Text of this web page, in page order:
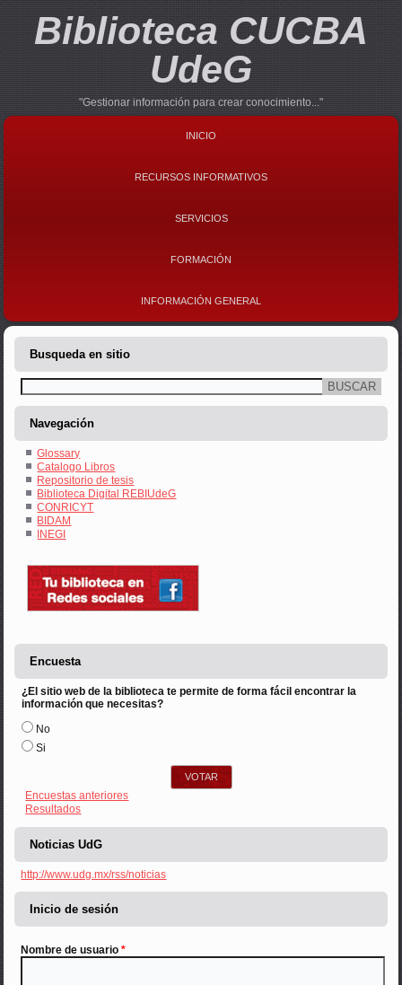
Biblioteca CUCBA
UdeG
"Gestionar información para crear conocimiento..."
INICIO
RECURSOS INFORMATIVOS
SERVICIOS
FORMACIÓN
INFORMACIÓN GENERAL
Busqueda en sitio
Buscar
Navegación
Glossary
Catalogo Libros
Repositorio de tesis
Biblioteca Digital REBIUdeG
CONRICYT
BIDAM
INEGI
Encuesta
¿El sitio web de la biblioteca te permite de forma fácil encontrar la
información que necesitas?
Opciones
No
Si
Encuestas anteriores
Resultados
Noticias UdG
http://www.udg.mx/rss/noticias
Inicio de sesión
Nombre de usuario*